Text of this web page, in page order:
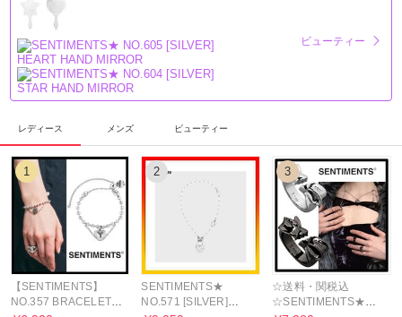
ビューティー
レディース メンズ ビューティー
1
【SENTIMENTS】
NO.357 BRACELET /
2
SENTIMENTS★
NO.571 [SILVER]
3
☆送料・関税込
☆SENTIMENTS★指